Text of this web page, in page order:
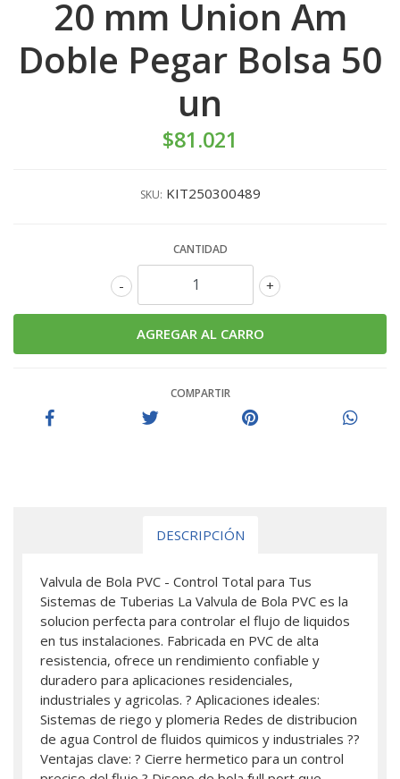
20 mm Union Am
Doble Pegar Bolsa 50
un
$81.021
SKU: KIT250300489
CANTIDAD
+
-
COMPARTIR
DESCRIPCIÓN
Valvula de Bola PVC - Control Total para Tus
Sistemas de Tuberias La Valvula de Bola PVC es la
solucion perfecta para controlar el flujo de liquidos
en tus instalaciones. Fabricada en PVC de alta
resistencia, ofrece un rendimiento confiable y
duradero para aplicaciones residenciales,
industriales y agricolas. ? Aplicaciones ideales:
Sistemas de riego y plomeria Redes de distribucion
de agua Control de fluidos quimicos y industriales ??
Ventajas clave: ? Cierre hermetico para un control